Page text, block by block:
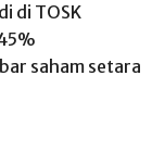
di TOSK
saham setara